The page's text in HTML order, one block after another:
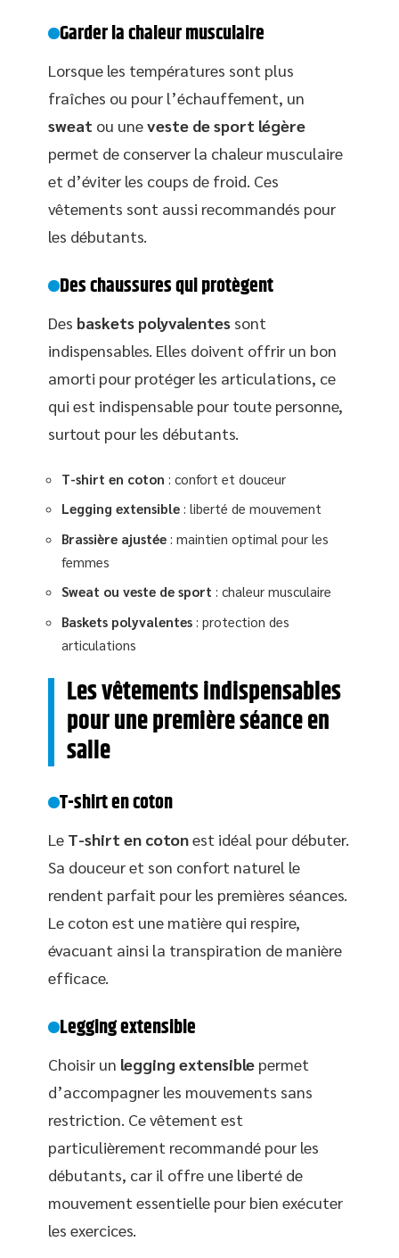
Garder la chaleur musculaire
Lorsque les températures sont plus
fraîches ou pour l’échauffement, un
sweat ou uneveste de sport légère
permet de conserver la chaleur musculaire
et d’éviter les coups de froid. Ces
vêtements sont aussi recommandés pour
les débutants.
Des chaussures qui protègent
Des baskets polyvalentes sont
indispensables. Elles doivent offrir un bon
amorti pour protéger les articulations, ce
qui est indispensable pour toute personne,
surtout pour les débutants.
T-shirt en coton : confort et douceur
Legging extensible : liberté de mouvement
Brassière ajustée : maintien optimal pour les
femmes
Sweat ou veste de sport : chaleur musculaire
Baskets polyvalentes : protection des
articulations
Les vêtements indispensables
pour une première séance en
salle
T-shirt en coton
Le T-shirt en cotonest idéal pour débuter.
Sa douceur et son confort naturel le
rendent parfait pour les premières séances.
Le coton est une matière qui respire,
évacuant ainsi la transpiration de manière
efficace.
Legging extensible
Choisir un legging extensible permet
d’accompagner les mouvements sans
restriction. Ce vêtement est
particulièrement recommandé pour les
débutants, car il offre une liberté de
mouvement essentielle pour bien exécuter
les exercices.